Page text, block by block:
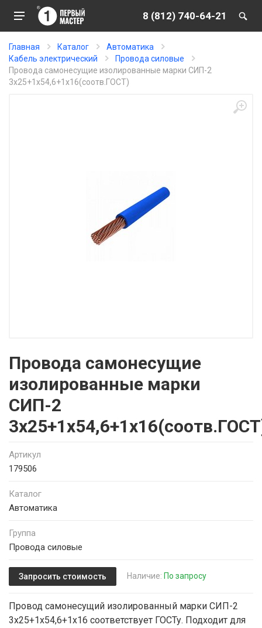
8 (812) 740-64-21
Главная Каталог
Автоматика
Кабель электрический
Провода силовые
Провода самонесущие изолированные марки СИП-2
3х25+1х54,6+1х16(соотв.ГОСТ)
Провода самонесущие
изолированные марки
СИП-2
Артикул
179506
Каталог
Автоматика
Группа
Провода силовые
Запросить стоимость Наличие: По запросу
Провод самонесущий изолированный марки СИП-2
3х25+1х54,6+1х16 соответствует ГОСТу. Подходит для